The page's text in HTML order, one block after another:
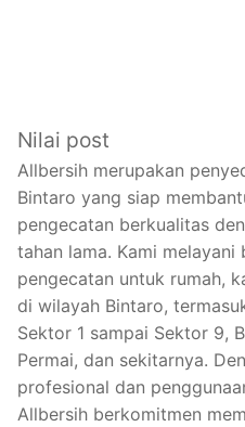
Nilai post
Allbersih merupakan
Bintaro yang siap
pengecatan berkualitas
tahan lama. Kami melayani
pengecatan untuk rumah,
di wilayah Bintaro,
Sektor 1 sampai Sektor 9,
Permai, dan sekitarnya.
profesional dan
Allbersih berkomitmen